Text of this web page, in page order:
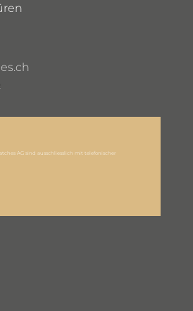
AG sind ausschliesslich mit telefonischer